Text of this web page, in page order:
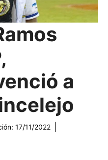
a
17/11/2022